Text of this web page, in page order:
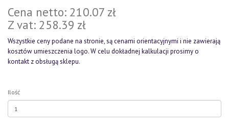
Cena netto: 210.07 zł
Z vat: 258.39 zł
Wszystkie ceny podane na stronie, są cenami orientacyjnymi i nie zawierają
kosztów umieszczenia logo. W celu dokładnej kalkulacji prosimy o
kontakt z obsługą sklepu.
Ilość